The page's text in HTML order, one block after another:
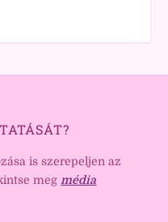
is szerepeljen az
meg média